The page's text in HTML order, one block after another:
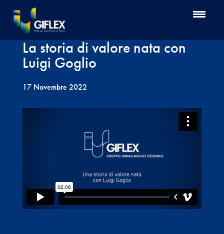
La storia di valore nata con
Luigi Goglio
17 Novembre 2022